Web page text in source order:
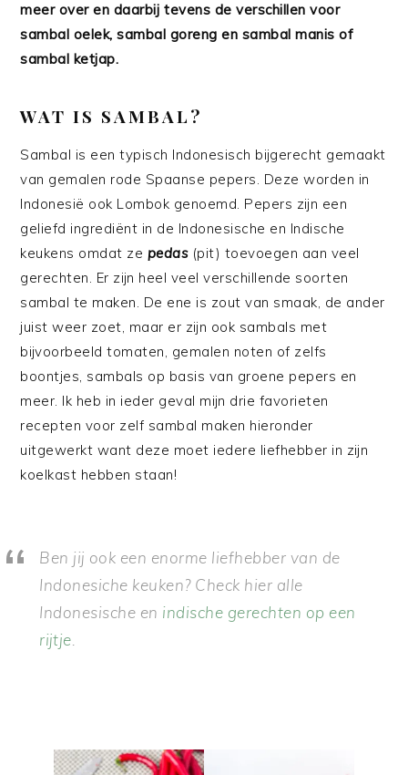
meer over en daarbij tevens de verschillen voor
sambal oelek, sambal goreng en sambal manis of
sambal ketjap.
WAT IS SAMBAL?
Sambal is een typisch Indonesisch bijgerecht gemaakt
van gemalen rode Spaanse pepers. Deze worden in
Indonesië ook Lombok genoemd. Pepers zijn een
geliefd ingrediënt in de Indonesische en Indische
keukens omdat ze pedas(pit) toevoegen aan veel
gerechten. Er zijn heel veel verschillende soorten
sambal te maken. De ene is zout van smaak, de ander
juist weer zoet, maar er zijn ook sambals met
bijvoorbeeld tomaten, gemalen noten of zelfs
boontjes, sambals op basis van groene pepers en
meer. Ik heb in ieder geval mijn drie favorieten
recepten voor zelf sambal maken hieronder
uitgewerkt want deze moet iedere liefhebber in zijn
koelkast hebben staan!
Ben jij ook een enorme liefhebber van de
Indonesiche keuken? Check hier alle
Indonesische en indische gerechten op een
rijtje